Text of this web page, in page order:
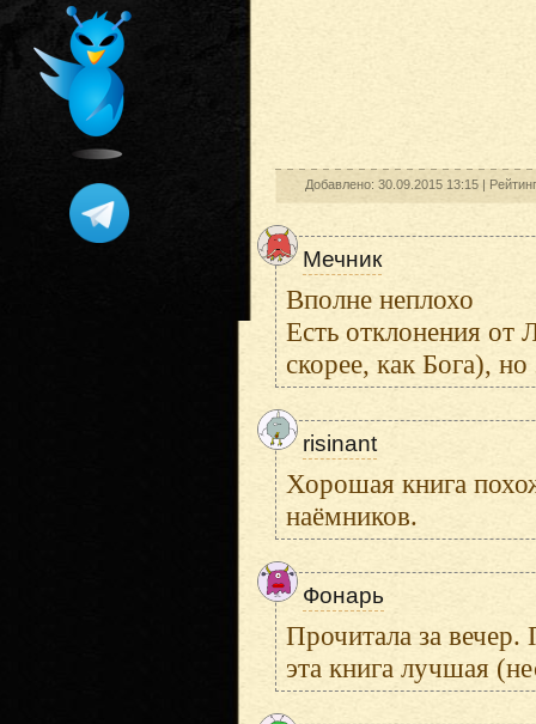
Добавлено: 30.09.2015 13:15 |
Мечник
Вполне неплохо
Есть отклонения от
скорее, как Бога),
risinant
Хорошая книга
наёмников.
Фонарь
Прочитала за вечер.
эта книга лучшая